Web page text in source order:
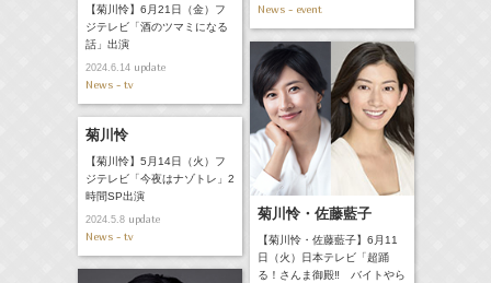
News - event
【菊川怜】6月21日（金）フ
ジテレビ「酒のツマミになる
話」出演
2024.6.14update
News - tv
菊川怜・佐藤藍子
【菊川怜・佐藤藍子】6月11
日（火）日本テレビ「超踊
る！さんま御殿‼ バイトやら
菊川怜
【菊川怜】5月14日（火）フ
ジテレビ「今夜はナゾトレ」2
時間SP出演
2024.5.8update
News - tv